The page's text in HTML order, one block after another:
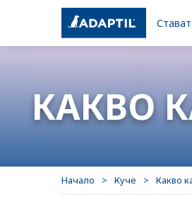
ЗА НАШИТЕ
АДАПТИЛ
Напомняне
Често задавани
ТАЙНА ЗА
КАКВО ЗНАЧИ
КАКВО КАРА
ЧУВСТВА
КАКВО
Начало Куче Какво